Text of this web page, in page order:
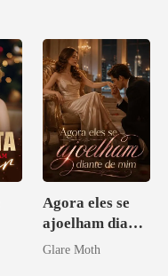
Agora eles se
ajoelham diante
de mim
Glare Moth